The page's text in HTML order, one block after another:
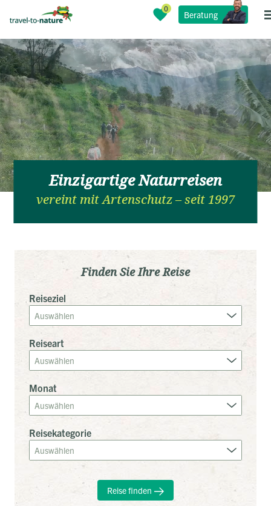
Beratung
Einzigartige Naturreisen
vereint mit Artenschutz – seit 1997
Finden Sie Ihre Reise
Reiseziel
Reiseart
Monat
Reisekategorie
Reise finden